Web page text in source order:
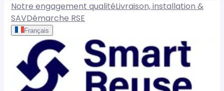
Notre engagement qualitéLivraison, installation &
SAVDémarche RSE
Français